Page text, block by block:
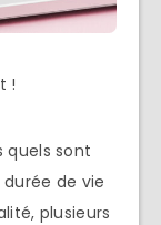
!
quels sont
de vie
plusieurs